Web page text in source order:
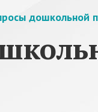
дошкольной